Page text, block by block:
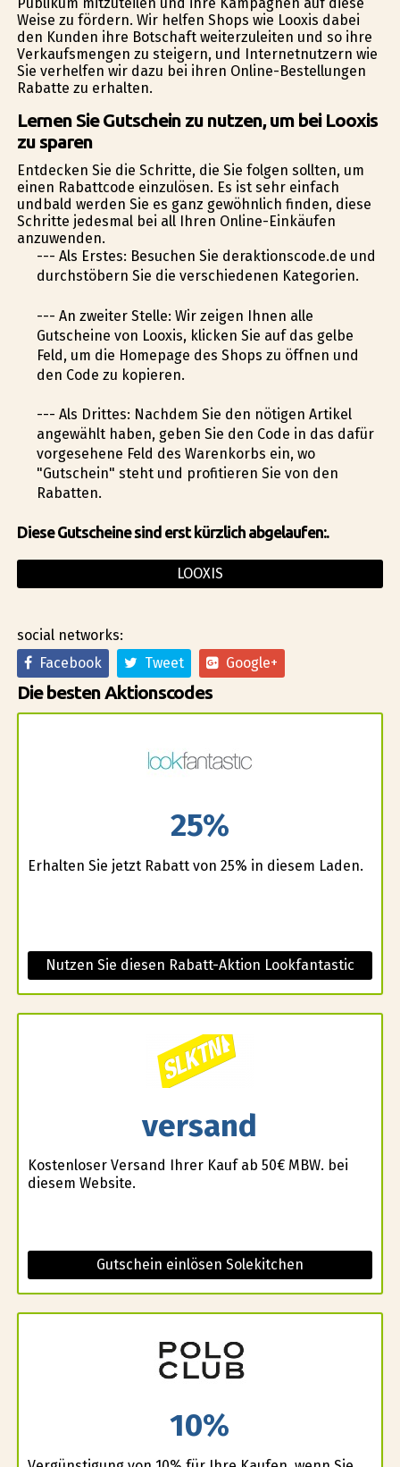
Weise zu fördern. Wir helfen Shops wie Looxis dabei
den Kunden ihre Botschaft weiterzuleiten und so ihre
Verkaufsmengen zu steigern, und Internetnutzern wie
Sie verhelfen wir dazu bei ihren Online-Bestellungen
Rabatte zu erhalten.
Lernen Sie Gutschein zu nutzen, um bei Looxis
zu sparen
Entdecken Sie die Schritte, die Sie folgen sollten, um
einen Rabattcode einzulösen. Es ist sehr einfach
undbald werden Sie es ganz gewöhnlich finden, diese
Schritte jedesmal bei all Ihren Online-Einkäufen
anzuwenden.
--- Als Erstes: Besuchen Sie deraktionscode.de und
durchstöbern Sie die verschiedenen Kategorien.
--- An zweiter Stelle: Wir zeigen Ihnen alle
Gutscheine von Looxis, klicken Sie auf das gelbe
Feld, um die Homepage des Shops zu öffnen und
den Code zu kopieren.
--- Als Drittes: Nachdem Sie den nötigen Artikel
angewählt haben, geben Sie den Code in das dafür
vorgesehene Feld des Warenkorbs ein, wo
"Gutschein" steht und profitieren Sie von den
Rabatten.
Diese Gutscheine sind erst kürzlich abgelaufen:.
LOOXIS
social networks:
Facebook
Tweet Google+
Die besten Aktionscodes
25%
Erhalten Sie jetzt Rabatt von 25% in diesem Laden.
Nutzen Sie diesen Rabatt-Aktion Lookfantastic
versand
Kostenloser Versand Ihrer Kauf ab 50€ MBW. bei
diesem Website.
Gutschein einlösen Solekitchen
10%